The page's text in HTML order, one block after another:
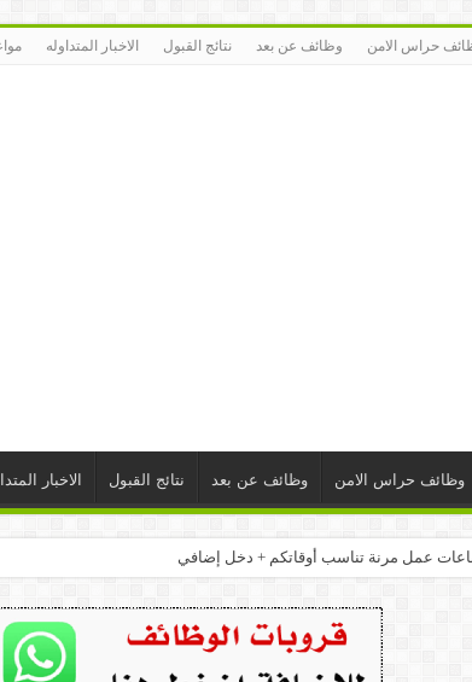
حراس الامن وظائف عن بعد نتائج القبول الاخبار المتداوله
وظائف حراس الامن وظائف عن بعد نتائج القبول الاخبار
عمل مرنة تناسب أوقاتكم + دخل إضافي